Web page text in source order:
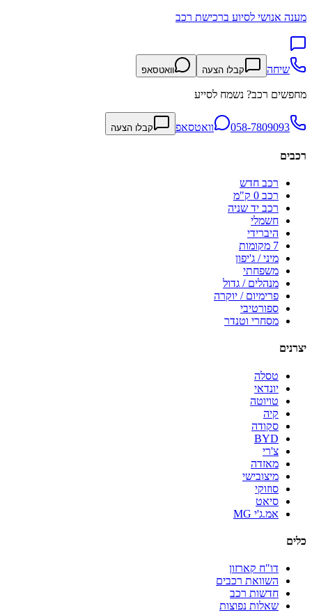
מענה אנושי לסיוע ברכישת רכב
שיחה קבלו הצעה וואטסאפ
מחפשים רכב? נשמח לסייע
058-7809093 וואטסאפ קבלו הצעה
רכבים
רכב חדש
רכב 0 ק"מ
רכב יד שניה
חשמלי
היברידי
7 מקומות
מיני / ג'יפון
משפחתי
מנהלים / גדול
פרימיום / יוקרה
ספורטיבי
מסחרי וטנדר
יצרנים
טסלה
יונדאי
טויוטה
קיה
סקודה
BYD
צ'רי
מאזדה
מיצובישי
סוזוקי
סיאט
אמ.ג'י MG
כלים
דו"ח קארזון
השוואת רכבים
חדשות רכב
שאלות נפוצות